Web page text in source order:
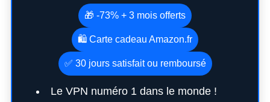
🎁 -73% + 3 mois offerts
🛍️ Carte cadeau Amazon.fr
✅ 30 jours satisfait ou remboursé
Le VPN numéro 1 dans le monde !